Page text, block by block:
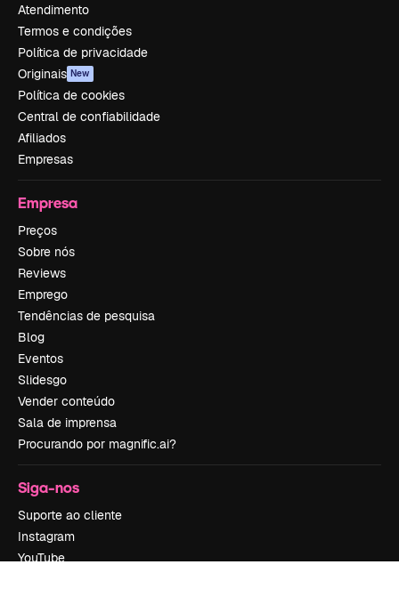
Atendimento
Termos e condições
Política de privacidade
Originais New
Política de cookies
Central de confiabilidade
Afiliados
Empresas
Empresa
Preços
Sobre nós
Reviews
Emprego
Tendências de pesquisa
Blog
Eventos
Slidesgo
Vender conteúdo
Sala de imprensa
Procurando por magnific.ai?
Siga-nos
Suporte ao cliente
Instagram
YouTube